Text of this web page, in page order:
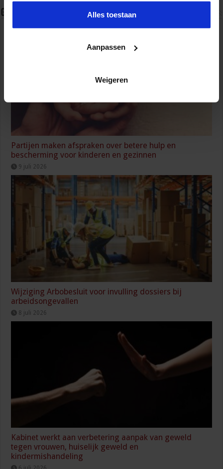
Alles toestaan
Aanpassen
Weigeren
Gerelateerde Artikelen
Partijen maken afspraken over betere hulp en
bescherming voor kinderen en gezinnen
9 juli 2026
Wijziging Arbobesluit voor invulling dossiers bij
arbeidsongevallen
8 juli 2026
Kabinet werkt aan verbetering aanpak van geweld
tegen vrouwen, huiselijk geweld en
kindermishandeling